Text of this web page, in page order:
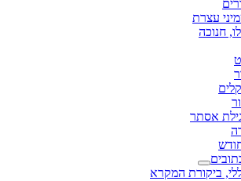
עצרת
חנוכה
אסתר
ביקורת המקרא